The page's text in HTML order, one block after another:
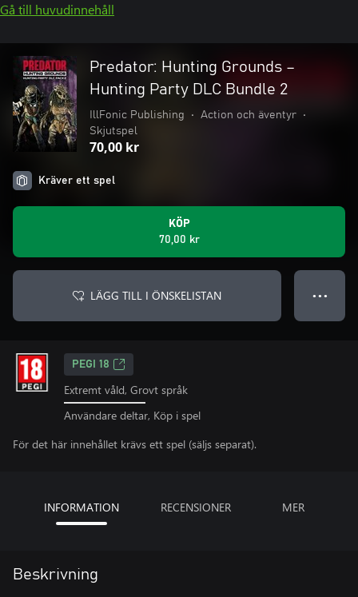
Gå till huvudinnehåll
Predator: Hunting Grounds –
Hunting Party DLC Bundle 2
IllFonic Publishing • Action och äventyr
•
Skjutspel
70,00 kr
Kräver ett spel
KÖP
70,00 kr
LÄGG TILL I ÖNSKELISTAN ● ● ●
PEGI 18
Extremt våld, Grovt språk
Användare deltar, Köp i spel
För det här innehållet krävs ett spel (säljs separat).
INFORMATION RECENSIONER MER
Beskrivning